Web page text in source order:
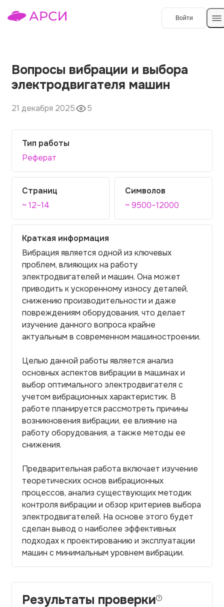
Войти
Темы работ
О сервисе
Наши гарантии
Порядок оплаты
Вопросы и ответы
Контакты
Вопросы вибрации и выбора
электродвигателя машин
21 декабря 2025 5
Тип работы
Реферат
Страниц
~ 12–14
Символов
~ 9500–12000
Краткая информация
Вибрация является одной из ключевых
проблем, влияющих на работу
электродвигателей и машин. Она может
приводить к ускоренному износу деталей,
снижению производительности и даже
повреждениям оборудования, что делает
изучение данного вопроса крайне
актуальным в современном машиностроении.
Целью данной работы является анализ
основных аспектов вибрации в машинах и
выбор оптимального электродвигателя с
учетом вибрационных характеристик. В
работе планируется рассмотреть причины
возникновения вибрации, ее влияние на
работу оборудования, а также методы ее
снижения.
Предварительная работа включает изучение
теоретических основ вибрационных
процессов, анализ существующих методик
контроля вибрации и обзор критериев выбора
электродвигателей. На основе этого будет
сделан вывод о наиболее эффективных
подходах к проектированию и эксплуатации
машин с минимальным уровнем вибрации.
Результаты проверки